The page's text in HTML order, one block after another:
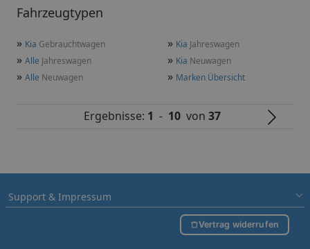
Fahrzeugtypen
» Kia Gebrauchtwagen » Kia Jahreswagen
» Alle Jahreswagen » Kia Neuwagen
» Alle Neuwagen » Marken Übersicht
Ergebnisse: 1 - 10von 37
Support & Impressum
Vertrag widerrufen